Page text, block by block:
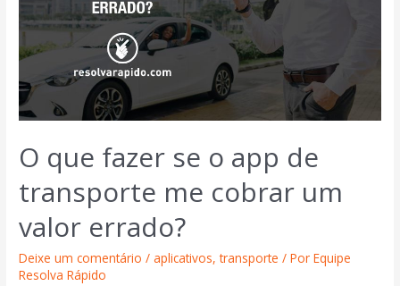
O que fazer se o app de
transporte me cobrar um
valor errado?
Deixe um comentário /aplicativos,transporte / PorEquipe
Resolva Rápido